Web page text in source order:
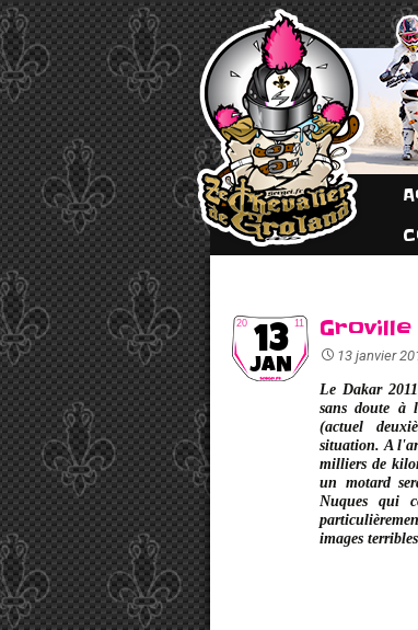
13
JAN
20 11
13 janvier
Le Dakar
sans doute à
(actuel
situation. A
milliers de
un motard
Nuques qui
images